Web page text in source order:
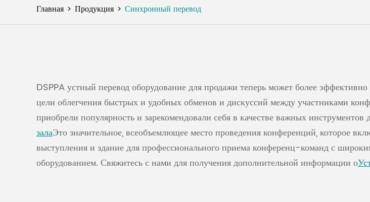
Главная Продукция Синхронный перевод
DSPPA устный перевод оборудование для продажи теперь может более
цели облегчения быстрых и удобных обменов и дискуссий между участниками
приобрели популярность и зарекомендовали себя в качестве важных
залаЭто значительное, всеобъемлющее место проведения конференций, которое
выступления и здание для профессионального приема конференц-команд с
оборудованием. Свяжитесь с нами для получения дополнительной информации о